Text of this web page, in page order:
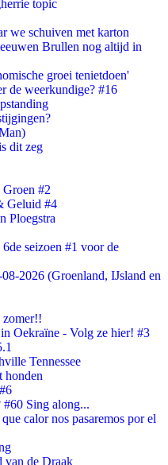
topic
we schuiven met karton
Brullen nog altijd in
groei tenietdoen'
de weerkundige? #16
dit zeg
Groen #2
Geluid #4
Ploegstra
seizoen #1 voor de
2026 (Groenland, IJsland en
zomer!!
Oekraïne - Volg ze hier! #3
Tennessee
honden
Sing along...
calor nos pasaremos por el
van de Draak